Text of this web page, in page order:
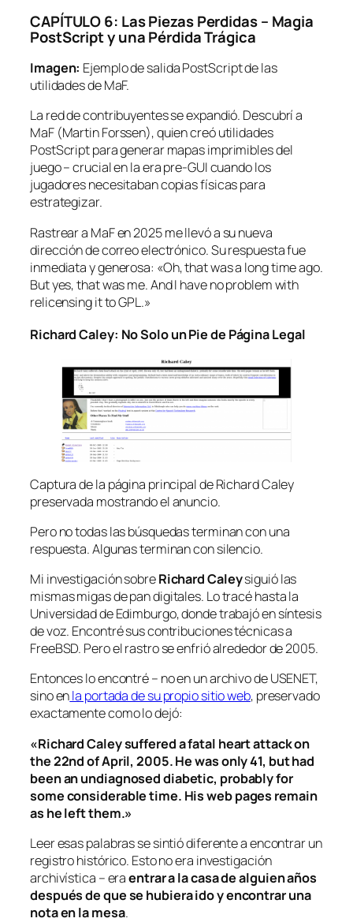
CAPÍTULO 6: Las Piezas Perdidas – Magia
PostScript y una Pérdida Trágica
Imagen: Ejemplo de salida PostScript de las
utilidades de MaF.
La red de contribuyentes se expandió. Descubrí a
MaF (Martin Forssen), quien creó utilidades
PostScript para generar mapas imprimibles del
juego – crucial en la era pre-GUI cuando los
jugadores necesitaban copias físicas para
estrategizar.
Rastrear a MaF en 2025 me llevó a su nueva
dirección de correo electrónico. Su respuesta fue
inmediata y generosa: «Oh, that was a long time ago.
But yes, that was me. And I have no problem with
relicensing it to GPL.»
Richard Caley: No Solo un Pie de Página Legal
Captura de la página principal de Richard Caley
preservada mostrando el anuncio.
Pero no todas las búsquedas terminan con una
respuesta. Algunas terminan con silencio.
Mi investigación sobreRichard Caleysiguió las
mismas migas de pan digitales. Lo tracé hasta la
Universidad de Edimburgo, donde trabajó en síntesis
de voz. Encontré sus contribuciones técnicas a
FreeBSD. Pero el rastro se enfrió alrededor de 2005.
Entonces lo encontré – no en un archivo de USENET,
sino enla portada de su propio sitio web, preservado
exactamente como lo dejó:
«Richard Caley suffered a fatal heart attack on
the 22nd of April, 2005. He was only 41, but had
been an undiagnosed diabetic, probably for
some considerable time. His web pages remain
as he left them.»
Leer esas palabras se sintió diferente a encontrar un
registro histórico. Esto no era investigación
archivística – eraentrar a la casa de alguien años
después de que se hubiera ido y encontrar una
nota en la mesa.